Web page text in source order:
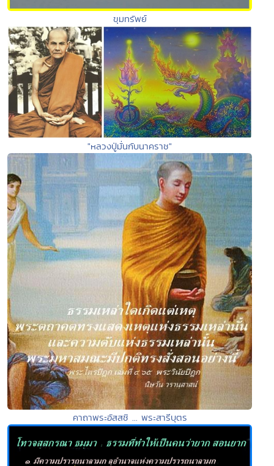
ขุมทรัพย์
"หลวงปู่มั่นกับนาคราช"
คาถาพระอัสสชิ ... พระสารีบุตร